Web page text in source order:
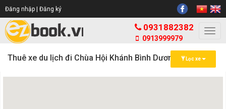
Đăng nhập | Đăng ký
0931882382
0913999979
Thuê xe du lịch đi Chùa Hội Khánh Bình Dương Lọc xe